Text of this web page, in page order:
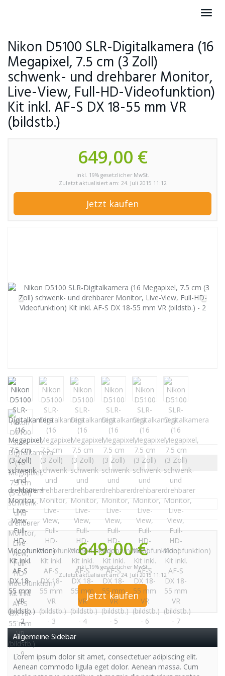
Nikon D5100 SLR-Digitalkamera (16
Megapixel, 7.5 cm (3 Zoll)
schwenk- und drehbarer Monitor,
Live-View, Full-HD-Videofunktion)
Kit inkl. AF-S DX 18-55 mm VR
(bildstb.)
649,00 €
inkl. 19% gesetzlicher MwSt.
Zuletzt aktualisiert am: 24. Juli 2015 11:12
Jetzt kaufen
Menu
649,00 €
inkl. 19% gesetzlicher MwSt.
Zuletzt aktualisiert am: 24. Juli 2015 11:12
Jetzt kaufen
Allgemeine Sidebar
Lorem ipsum dolor sit amet, consectetuer adipiscing elit.
Aenean commodo ligula eget dolor. Aenean massa. Cum